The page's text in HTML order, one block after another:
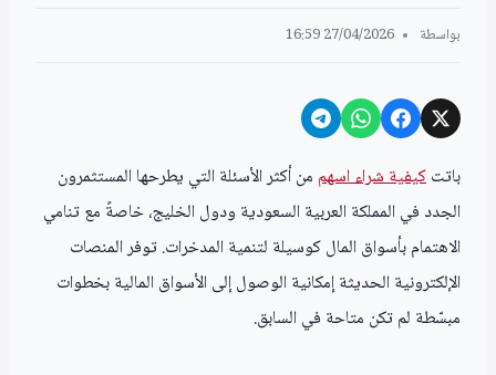
بواسطة 27/04/2026 16:59
باتتكيفية شراء اسهم من أكثر الأسئلة التي يطرحها المستثمرون
الجدد في المملكة العربية السعودية ودول الخليج، خاصةً مع تنامي
الاهتمام بأسواق المال كوسيلة لتنمية المدخرات. توفر المنصات
الإلكترونية الحديثة إمكانية الوصول إلى الأسواق المالية بخطوات
مبسّطة لم تكن متاحة في السابق.